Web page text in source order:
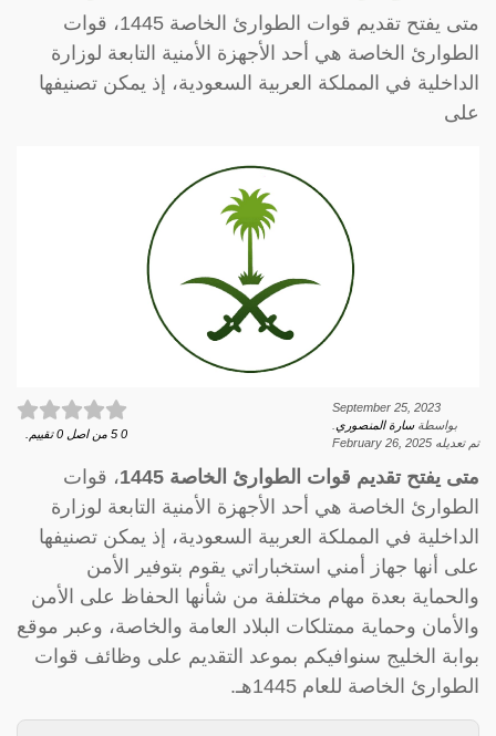
متى يفتح تقديم قوات الطوارئ الخاصة 1445، قوات
الطوارئ الخاصة هي أحد الأجهزة الأمنية التابعة لوزارة
الداخلية في المملكة العربية السعودية، إذ يمكن تصنيفها
على
September 25, 2023
بواسطةسارة المنصوري
تم تعديله February 26, 2025
0
5 من اصل 0 تقييم.
متى يفتح تقديم قوات الطوارئ الخاصة 1445
، قوات
الطوارئ الخاصة هي أحد الأجهزة الأمنية التابعة لوزارة
الداخلية في المملكة العربية السعودية، إذ يمكن تصنيفها
على أنها جهاز أمني استخباراتي يقوم بتوفير الأمن
والحماية بعدة مهام مختلفة من شأنها الحفاظ على الأمن
والأمان وحماية ممتلكات البلاد العامة والخاصة، وعبر موقع
بوابة الخليج سنوافيكم بموعد التقديم على وظائف قوات
الطوارئ الخاصة للعام 1445هـ.